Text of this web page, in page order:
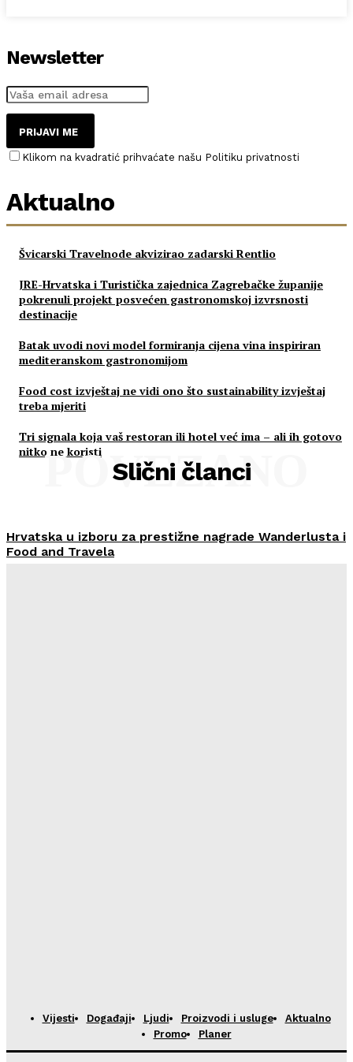
Newsletter
PRIJAVI ME
Klikom na kvadratić prihvaćate našu Politiku privatnosti
Aktualno
Švicarski Travelnode akvizirao zadarski Rentlio
JRE-Hrvatska i Turistička zajednica Zagrebačke županije
pokrenuli projekt posvećen gastronomskoj izvrsnosti
destinacije
Batak uvodi novi model formiranja cijena vina inspiriran
mediteranskom gastronomijom
Food cost izvještaj ne vidi ono što sustainability izvještaj
treba mjeriti
Tri signala koja vaš restoran ili hotel već ima – ali ih gotovo
nitko ne koristi
Slični članci
POVEZANO
Hrvatska u izboru za prestižne nagrade Wanderlusta i
Food and Travela
Vijesti Događaji Ljudi Proizvodi i usluge
Aktualno
Promo
Planer